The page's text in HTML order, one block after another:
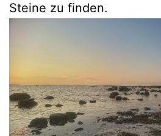
Steine zu finden.